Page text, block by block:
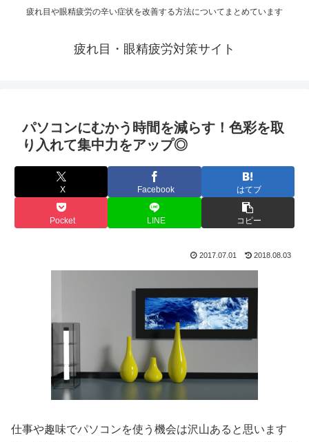
疲れ目や眼精疲労の辛い症状を改善する方法についてまとめています
疲れ目・眼精疲労対策サイト
パソコンにむかう時間を減らす！色彩を取
り入れて集中力をアップ◎
X Facebook はてブ
Pocket LINE コピー
2017.07.01 2018.08.03
仕事や趣味でパソコンを使う機会は沢山あると思います